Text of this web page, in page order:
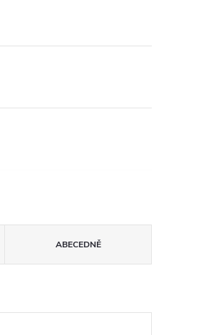
ABECEDNĚ